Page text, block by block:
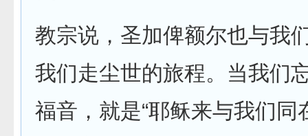
教宗说，圣加俾额尔也与我
我们走尘世的旅程。当我们
福音，就是“耶稣来与我们同